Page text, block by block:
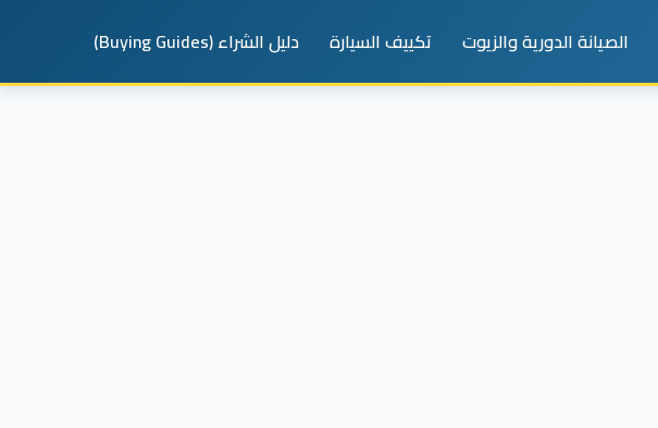
الصيانة الدورية والزيوت تكييف السيارة دليل الشراء (Buying Guides)